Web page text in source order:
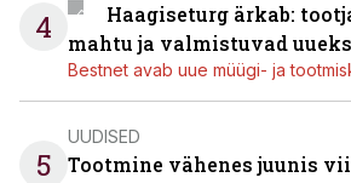
4
Haagiseturg ärkab:
mahtu ja valmistuvad
Bestnet avab uue müügi- ja
5
UUDISED
Tootmine vähenes juunis